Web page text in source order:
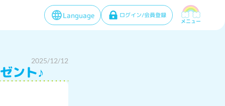
Language ログイン/会員登録
メニュー
2025/12/12
ント♪